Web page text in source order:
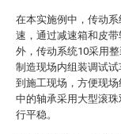
在本实施例中，传动
速，通过减速箱和皮
外，传动系统10采用
制造现场内组装调试
到施工现场，方便现
中的轴承采用大型滚
行平稳。